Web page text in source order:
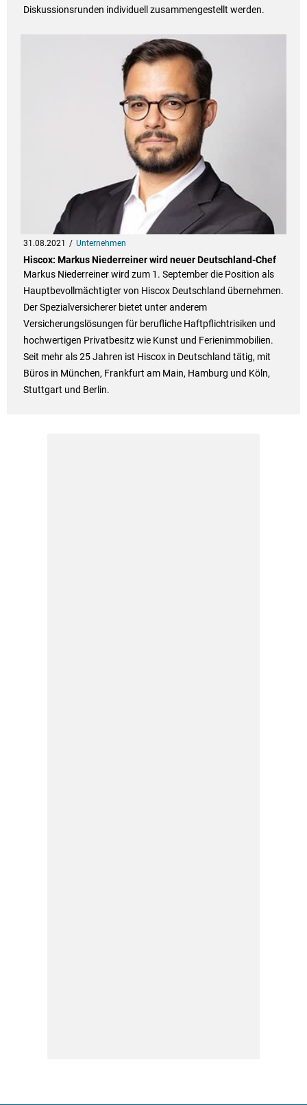
Diskussionsrunden individuell zusammengestellt werden.
31.08.2021 Unternehmen
Hiscox: Markus Niederreiner wird neuer Deutschland-Chef
Markus Niederreiner wird zum 1. September die Position als
Hauptbevollmächtigter von Hiscox Deutschland übernehmen.
Der Spezialversicherer bietet unter anderem
Versicherungslösungen für berufliche Haftpflichtrisiken und
hochwertigen Privatbesitz wie Kunst und Ferienimmobilien.
Seit mehr als 25 Jahren ist Hiscox in Deutschland tätig, mit
Büros in München, Frankfurt am Main, Hamburg und Köln,
Stuttgart und Berlin.